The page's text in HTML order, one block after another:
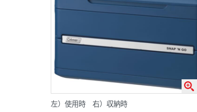
左）使用時 右）収納時